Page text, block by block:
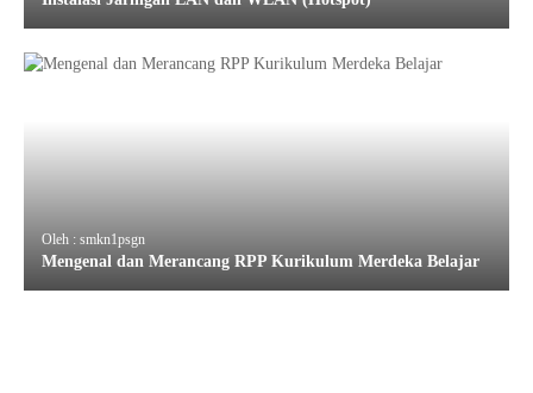
Oleh : smkn1psgn
Mengenal dan Merancang RPP Kurikulum Merdeka Belajar